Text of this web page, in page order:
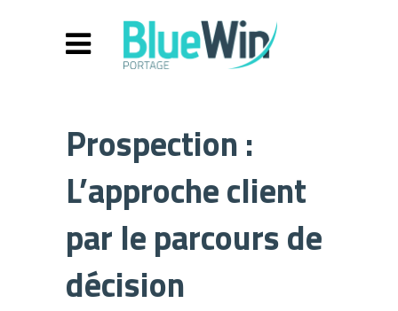
Prospection :
L’approche client
par le parcours de
décision